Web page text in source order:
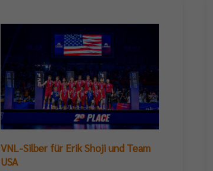
VNL-Silber für Erik Shoji und Team
USA